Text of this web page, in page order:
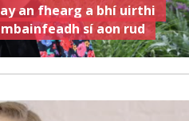
an fhearg a bhí uirthi
sí aon rud